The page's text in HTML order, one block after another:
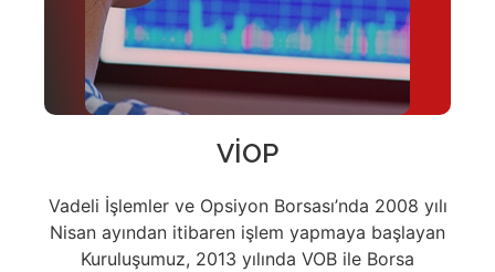
VİOP
Vadeli İşlemler ve Opsiyon Borsası’nda 2008 yılı
Nisan ayından itibaren işlem yapmaya başlayan
Kuruluşumuz, 2013 yılında VOB ile Borsa